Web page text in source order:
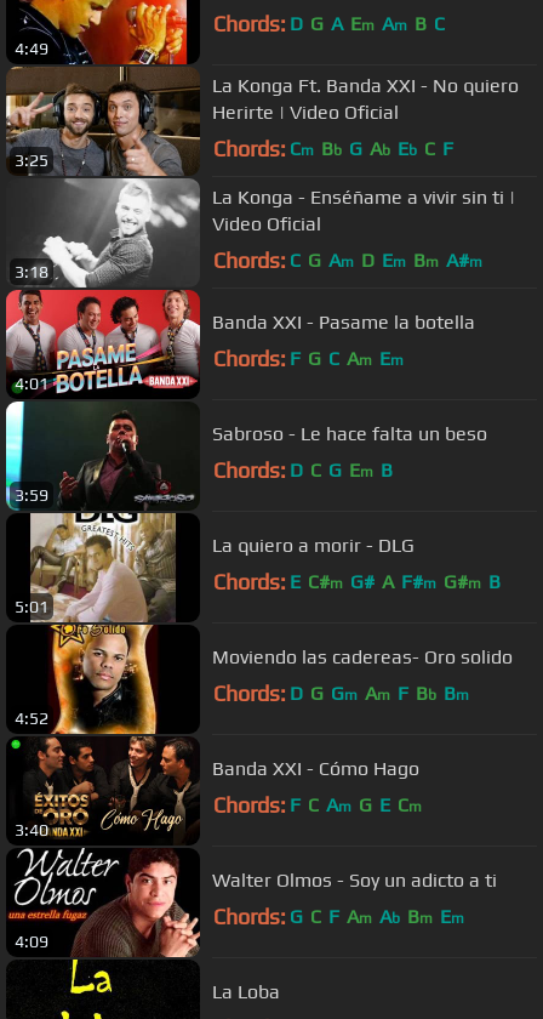
4:49
Chords: D G A Em Am B C
3:25
La Konga Ft. Banda XXI - No quiero
Herirte | Video Oficial
Chords: Cm Bb G Ab Eb C F
3:18
La Konga - Enséñame a vivir sin ti |
Video Oficial
Chords: C G Am D Em Bm A#m
4:01
Banda XXI - Pasame la botella
Chords: F G C Am Em
3:59
Sabroso - Le hace falta un beso
Chords: D C G Em B
5:01
La quiero a morir - DLG
Chords: E C#m G# A F#m G#m B
4:52
Moviendo las cadereas- Oro solido
Chords: D G Gm Am F Bb Bm
3:40
Banda XXI - Cómo Hago
Chords: F C Am G E Cm
4:09
Walter Olmos - Soy un adicto a ti
Chords: G C F Am Ab Bm Em
La Loba